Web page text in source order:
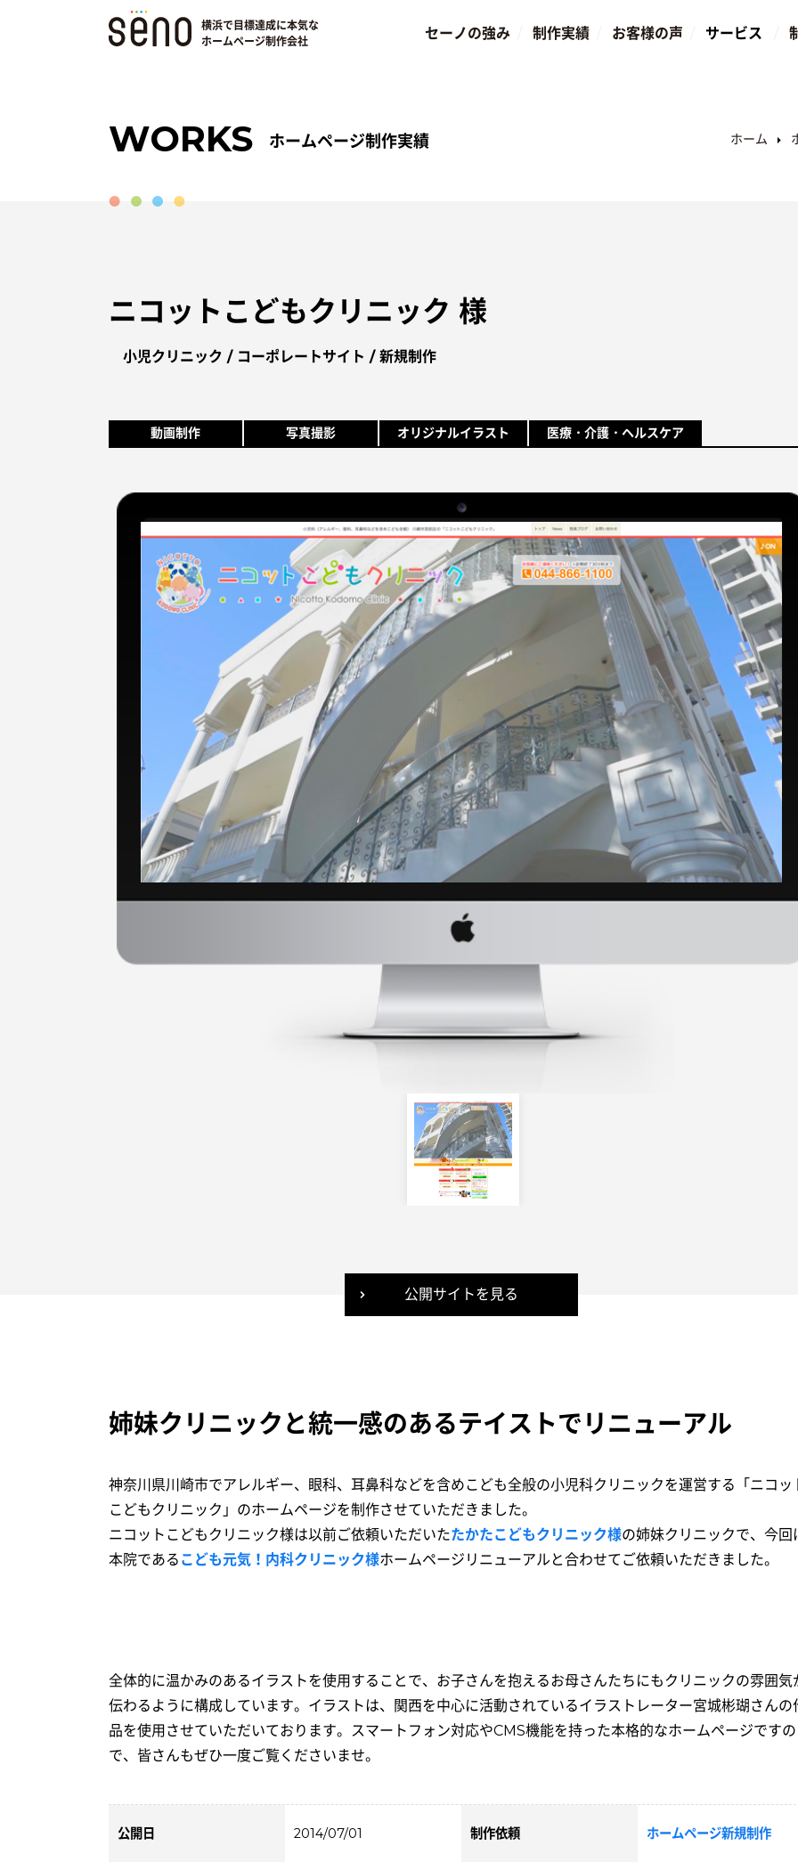
横浜で目標達成に本気な
ホームページ制作会社
セーノの強み 制作実績 お客様の声 サービス
WORKS ホームページ制作実績 ホーム
ニコットこどもクリニック 様
小児クリニック / コーポレートサイト / 新規制作
動画制作 写真撮影 オリジナルイラスト 医療・介護・ヘルスケア
公開サイトを見る
姉妹クリニックと統一感のあるテイストでリニューアル
神奈川県川崎市でアレルギー、眼科、耳鼻科などを含めこども全般の小児科クリニックを運営する「ニコッ
こどもクリニック」のホームページを制作させていただきました。
ニコットこどもクリニック様は以前ご依頼いただいたたかたこどもクリニック様の姉妹クリニックで、今回
本院である こども元気！内科クリニック様ホームページリニューアルと合わせてご依頼いただきました。
全体的に温かみのあるイラストを使用することで、お子さんを抱えるお母さんたちにもクリニックの雰囲気
伝わるように構成しています。イラストは、関西を中心に活動されているイラストレーター宮城彬瑚さんの
品を使用させていただいております。スマートフォン対応やCMS機能を持った本格的なホームページですの
で、皆さんもぜひ一度ご覧くださいませ。
公開日 2014/07/01 制作依頼 ホームページ新規制作